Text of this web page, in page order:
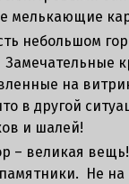
мелькающие
небольшом
на
в другой
и шалей!
– великая
Не